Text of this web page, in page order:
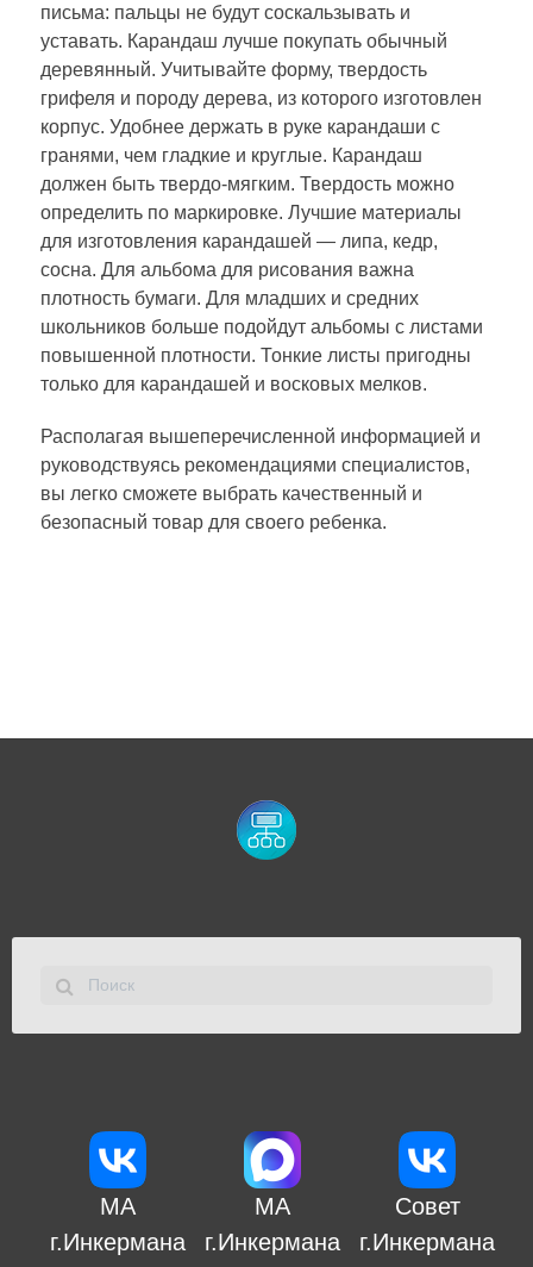
письма: пальцы не будут соскальзывать и
уставать. Карандаш лучше покупать обычный
деревянный. Учитывайте форму, твердость
грифеля и породу дерева, из которого изготовлен
корпус. Удобнее держать в руке карандаши с
гранями, чем гладкие и круглые. Карандаш
должен быть твердо-мягким. Твердость можно
определить по маркировке. Лучшие материалы
для изготовления карандашей — липа, кедр,
сосна. Для альбома для рисования важна
плотность бумаги. Для младших и средних
школьников больше подойдут альбомы с листами
повышенной плотности. Тонкие листы пригодны
только для карандашей и восковых мелков.
Располагая вышеперечисленной информацией и
руководствуясь рекомендациями специалистов,
вы легко сможете выбрать качественный и
безопасный товар для своего ребенка.
МА
г.Инкермана
МА
г.Инкермана
Совет
г.Инкермана